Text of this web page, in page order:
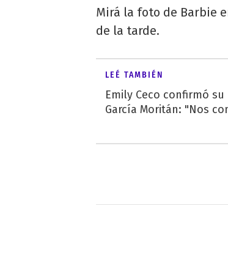
Mirá la foto de Barbie
de la tarde.
LEÉ TAMBIÉN
Emily Ceco confirmó
García Moritán: "Nos